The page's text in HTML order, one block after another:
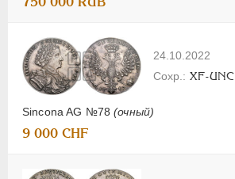
24.10.2022
Sincona AG №78(очный)
XF-UNC
9 000 CHF